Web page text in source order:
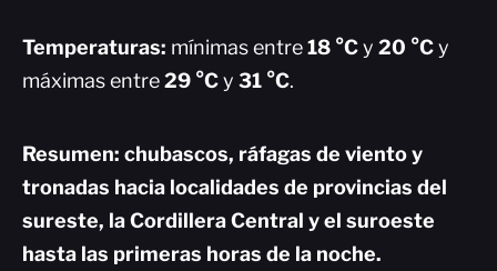
Temperaturas: mínimas entre18 °Cy 20 °Cy
máximas entre29 °Cy 31 °C.
Resumen: chubascos, ráfagas de viento y
tronadas hacia localidades de provincias del
sureste, la Cordillera Central y el suroeste
hasta las primeras horas de la noche.